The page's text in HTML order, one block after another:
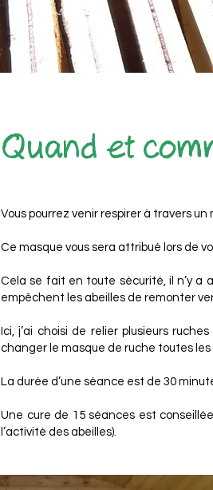
Quand et
Vous pourrez venir respirer à travers
Ce masque vous sera attribué lors de
Cela se fait en toute sécurité, il n’y a
empêchent les abeilles de remonter
Ici, j’ai choisi de relier plusieurs
changer le masque de ruche toutes les
La durée d’une séance est de 30
Une cure de 15 séances est
l’activité des abeilles).